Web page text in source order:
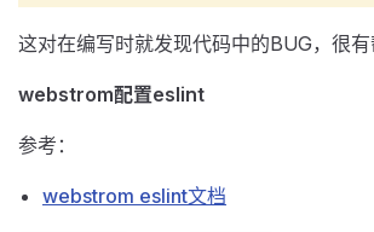
这对在编写时就发现代码中的BUG，很有
webstrom配置eslint
参考：
webstrom eslint文档